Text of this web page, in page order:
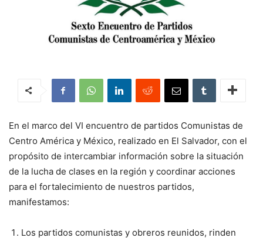
En el marco del VI encuentro de partidos Comunistas de
Centro América y México, realizado en El Salvador, con el
propósito de intercambiar información sobre la situación
de la lucha de clases en la región y coordinar acciones
para el fortalecimiento de nuestros partidos,
manifestamos:
Los partidos comunistas y obreros reunidos, rinden